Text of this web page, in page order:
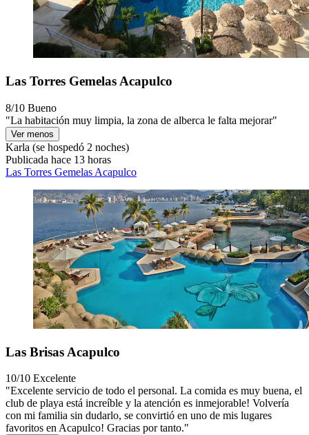
Las Torres Gemelas Acapulco
8/10 Bueno
"La habitación muy limpia, la zona de alberca le falta mejorar"
Ver menos
Karla (se hospedó 2 noches)
Publicada hace 13 horas
Las Torres Gemelas Acapulco
Las Brisas Acapulco
10/10 Excelente
"Excelente servicio de todo el personal. La comida es muy buena, el
club de playa está increíble y la atención es inmejorable! Volvería
con mi familia sin dudarlo, se convirtió en uno de mis lugares
favoritos en Acapulco! Gracias por tanto."